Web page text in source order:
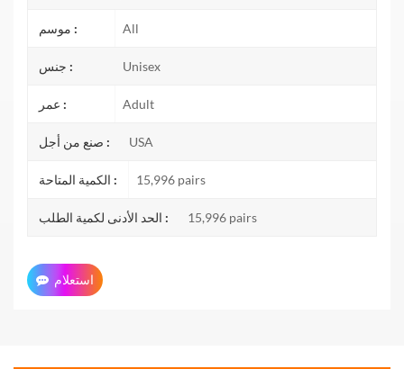
موسم : All
جنس : Unisex
عمر : Adult
صنع من أجل : USA
الكمية المتاحة : 15,996 pairs
الحد الأدنى لكمية الطلب : 15,996 pairs
استعلام